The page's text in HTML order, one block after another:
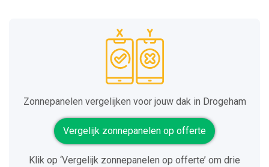
Zonnepanelen vergelijken voor jouw dak in Drogeham
Vergelijk zonnepanelen op offerte
Klik op ‘Vergelijk zonnepanelen op offerte’ om drie